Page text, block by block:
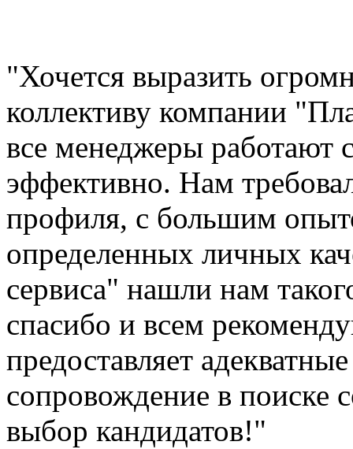
"Хочется выразить
коллективу компании
все менеджеры работают
эффективно. Нам
профиля, с большим
определенных личных
сервиса" нашли нам
спасибо и всем
предоставляет
сопровождение в поиске
выбор кандидатов!"